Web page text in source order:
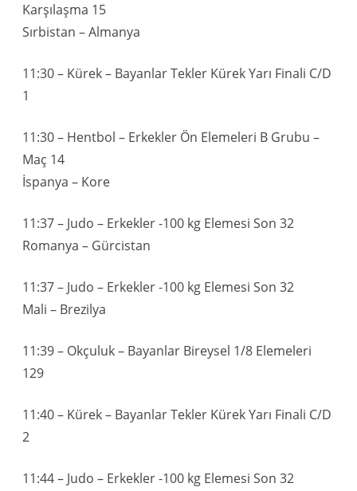
Karşılaşma 15
Sırbistan – Almanya
11:30 – Kürek – Bayanlar Tekler Kürek Yarı Finali C/D
1
11:30 – Hentbol – Erkekler Ön Elemeleri B Grubu –
Maç 14
İspanya – Kore
11:37 – Judo – Erkekler -100 kg Elemesi Son 32
Romanya – Gürcistan
11:37 – Judo – Erkekler -100 kg Elemesi Son 32
Mali – Brezilya
11:39 – Okçuluk – Bayanlar Bireysel 1/8 Elemeleri
129
11:40 – Kürek – Bayanlar Tekler Kürek Yarı Finali C/D
2
11:44 – Judo – Erkekler -100 kg Elemesi Son 32